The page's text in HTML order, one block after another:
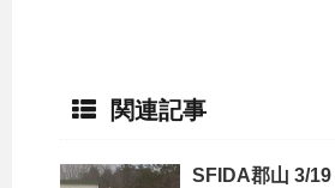
関連記事
SFIDA郡山 3/19